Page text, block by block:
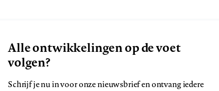
Alle ontwikkelingen op de voet
volgen?
Schrijf je nu in voor onze nieuwsbrief en ontvang iedere